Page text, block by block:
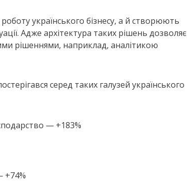
українського бізнесу, а й створюють
Адже архітектура таких рішень дозволяє
рішеннями, наприклад, аналітикою
серед таких галузей українського
— +183%
+74%